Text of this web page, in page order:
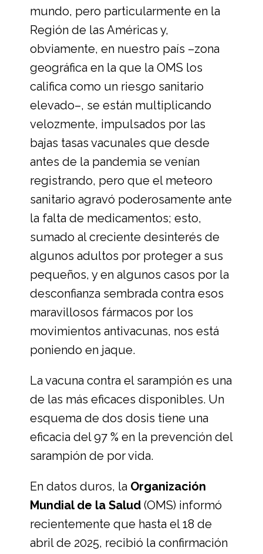
mundo, pero particularmente en la
Región de las Américas y,
obviamente, en nuestro país –zona
geográfica en la que la OMS los
califica como un riesgo sanitario
elevado–, se están multiplicando
velozmente, impulsados por las
bajas tasas vacunales que desde
antes de la pandemia se venían
registrando, pero que el meteoro
sanitario agravó poderosamente ante
la falta de medicamentos; esto,
sumado al creciente desinterés de
algunos adultos por proteger a sus
pequeños, y en algunos casos por la
desconfianza sembrada contra esos
maravillosos fármacos por los
movimientos antivacunas, nos está
poniendo en jaque.
La vacuna contra el sarampión es una
de las más eficaces disponibles. Un
esquema de dos dosis tiene una
eficacia del 97 % en la prevención del
sarampión de por vida.
En datos duros, la Organización
Mundial de la Salud (OMS) informó
recientemente que hasta el 18 de
abril de 2025, recibió la confirmación